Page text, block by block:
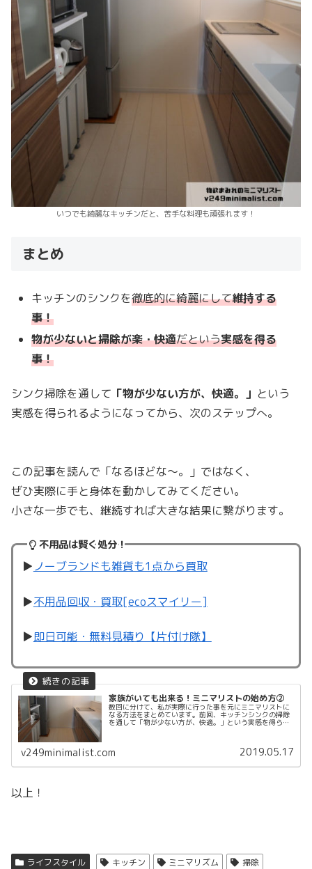
いつでも綺麗なキッチンだと、苦手な料理も頑張れます！
まとめ
キッチンのシンクを徹底的に綺麗にして維持する
事！
物が少ないと掃除が楽・快適だという実感を得る
事！
シンク掃除を通して 「物が少ない方が、快適。」 という
実感を得られるようになってから、次のステップへ。
この記事を読んで「なるほどな〜。」ではなく、
ぜひ実際に手と身体を動かしてみてください。
小さな一歩でも、継続すれば大きな結果に繋がります。
不用品は賢く処分！
▶︎ノーブランドも雑貨も1点から買取
▶︎不用品回収・買取[ecoスマイリー]
▶︎即日可能・無料見積り【片付け隊】
家族がいても出来る！ミニマリストの始め方②
数回に分けて、私が実際に行った事を元にミニマリストに
なる方法をまとめています。前回、キッチンシンクの掃除
を通して「物が少ない方が、快適。」という実感を得られ
v249minimalist.com 2019.05.17
以上！
ライフスタイル キッチン ミニマリズム
掃除